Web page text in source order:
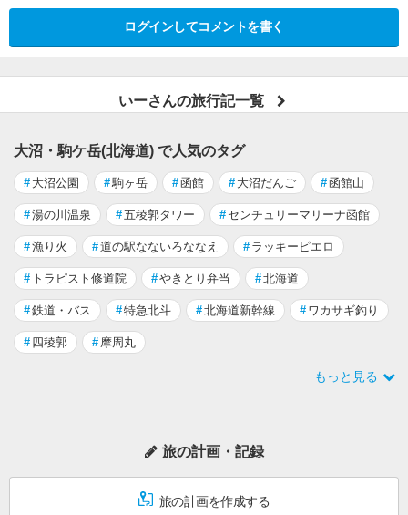
ログインしてコメントを書く
いーさんの旅行記一覧
大沼・駒ケ岳(北海道) で人気のタグ
# 大沼公園 #駒ヶ岳 #函館 # 大沼だんご #函館山
#湯の川温泉 #五稜郭タワー # センチュリーマリーナ函館
#漁り火 #道の駅なないろななえ # ラッキーピエロ
# トラピスト修道院 #やきとり弁当 #北海道
#鉄道・バス #特急北斗 #北海道新幹線 # ワカサギ釣り
# 四稜郭 # 摩周丸
もっと見る
旅の計画・記録
旅の計画を作成する